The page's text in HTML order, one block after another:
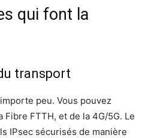
qui font la
transport
peu. Vous pou­vez
Fibre FTTH, et de la 4G/5G. Le
IPsec sécu­ri­sés de manière